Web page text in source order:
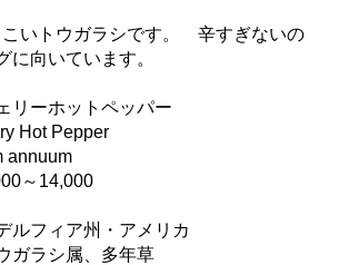
こいトウガラシです。 辛すぎないの
に向いています。
ーホットペッパー
Hot Pepper
～14,000
フィア州・アメリカ
ラシ属、多年草